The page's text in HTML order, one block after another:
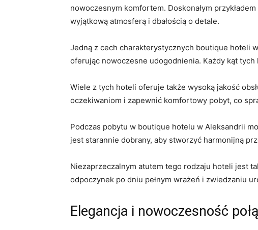
nowoczesnym komfortem. Doskonałym
wyjątkową atmosferą i dbałością o detale.
Jedną z cech charakterystycznych boutique hoteli
⁣oferując⁢ nowoczesne udogodnienia. Każdy kąt
Wiele z tych hoteli oferuje także wysoką jakość
oczekiwaniom i zapewnić​ komfortowy pobyt, co
Podczas pobytu ‌w boutique hotelu w Aleksandrii
jest starannie dobrany, aby stworzyć harmonijną
Niezaprzeczalnym atutem tego rodzaju hoteli jest
odpoczynek po dniu pełnym wrażeń i zwiedzaniu
Elegancja i nowoczesność